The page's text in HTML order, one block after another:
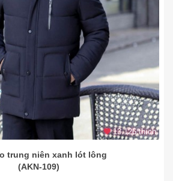
13.126 thích
trung niên xanh lót lông
(AKN-109)